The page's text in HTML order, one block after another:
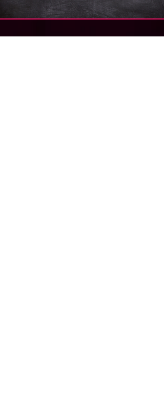
en constante movimiento, garantizando
visibilidad en el mercado ideal para tus